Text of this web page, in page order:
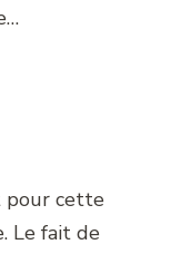
pour cette
Le fait de